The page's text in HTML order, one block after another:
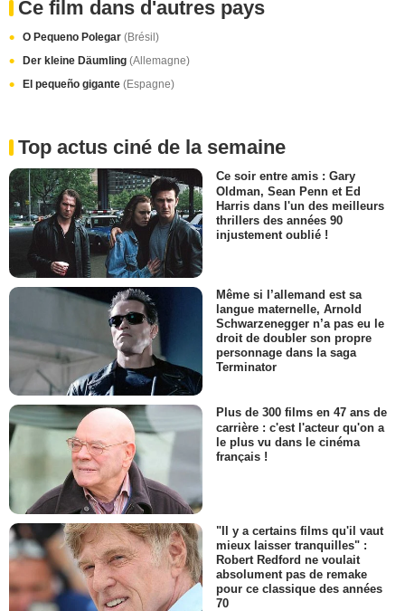
Ce film dans d'autres pays
O Pequeno Polegar (Brésil)
Der kleine Däumling (Allemagne)
El pequeño gigante (Espagne)
Top actus ciné de la semaine
Ce soir entre amis : Gary
Oldman, Sean Penn et Ed
Harris dans l'un des meilleurs
thrillers des années 90
injustement oublié !
Même si l’allemand est sa
langue maternelle, Arnold
Schwarzenegger n’a pas eu le
droit de doubler son propre
personnage dans la saga
Terminator
Plus de 300 films en 47 ans de
carrière : c'est l'acteur qu'on a
le plus vu dans le cinéma
français !
"Il y a certains films qu'il vaut
mieux laisser tranquilles" :
Robert Redford ne voulait
absolument pas de remake
pour ce classique des années
70